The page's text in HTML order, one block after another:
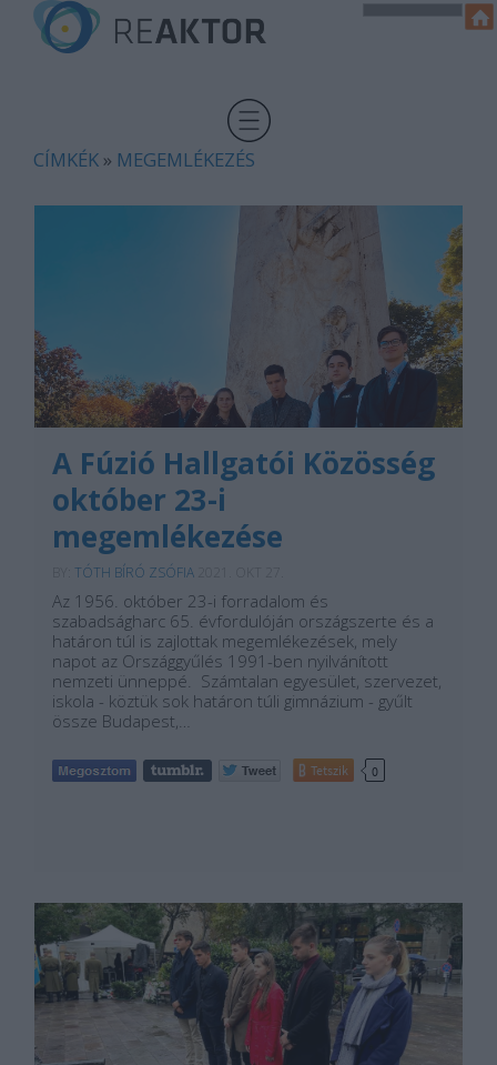
CÍMKÉK » MEGEMLÉKEZÉS
A Fúzió Hallgatói Közösség
október 23-i
megemlékezése
TÓTH BÍRÓ ZSÓFIA
Az 1956. október 23-i forradalom és
szabadságharc 65. évfordulóján országszerte és a
határon túl is zajlottak megemlékezések, mely
napot az Országgyűlés 1991-ben nyilvánított
nemzeti ünneppé. Számtalan egyesület, szervezet,
iskola - köztük sok határon túli gimnázium - gyűlt
össze Budapest,…
Tetszik 0